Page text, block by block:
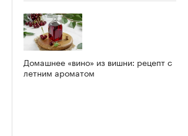
Домашнее «вино» из вишни: рецепт с
летним ароматом